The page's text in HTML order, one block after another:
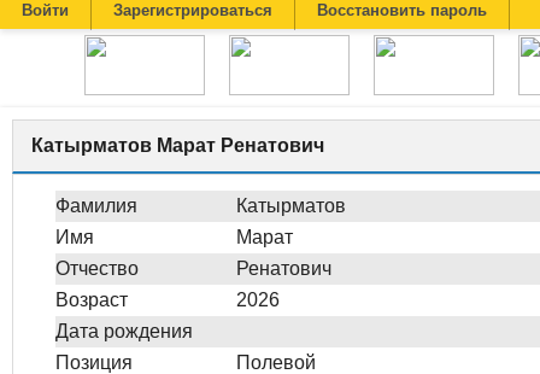
Войти Зарегистрироваться Восстановить пароль
Катырматов Марат Ренатович
Фамилия
Катырматов
Имя
Марат
Отчество
Ренатович
Возраст
2026
Дата рождения
Позиция
Полевой